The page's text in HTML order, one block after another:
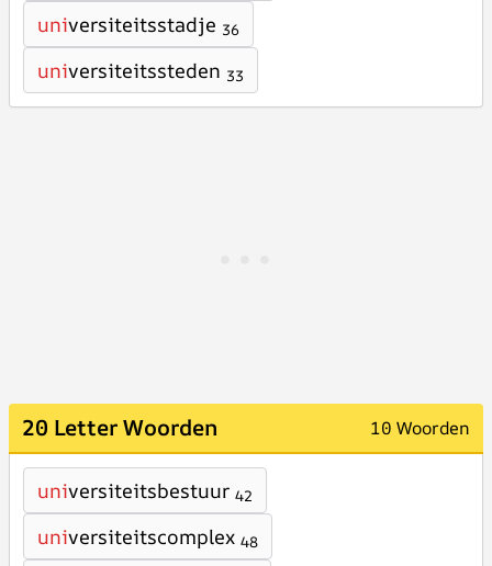
universiteitsstadje 36
universiteitssteden 33
20 Letter Woorden 10 Woorden
universiteitsbestuur 42
universiteitscomplex 48